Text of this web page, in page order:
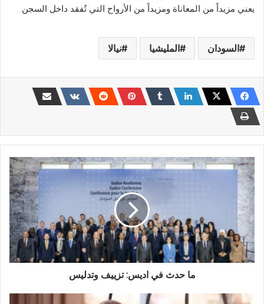
يعني مزيداً من المعاناة ومزيداً من الأرواح التي تُفقد داخل السجن
السودان المليشيا نيالا
ما
حدث
في
اديس:
تزييف
وتدليس
ما حدث في اديس: تزييف وتدليس
ياسر